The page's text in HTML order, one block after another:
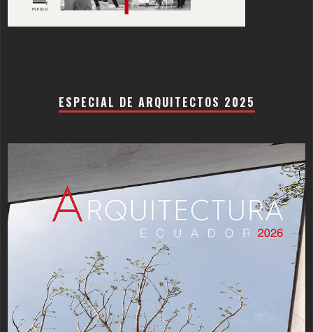
ESPECIAL DE ARQUITECTOS 2025